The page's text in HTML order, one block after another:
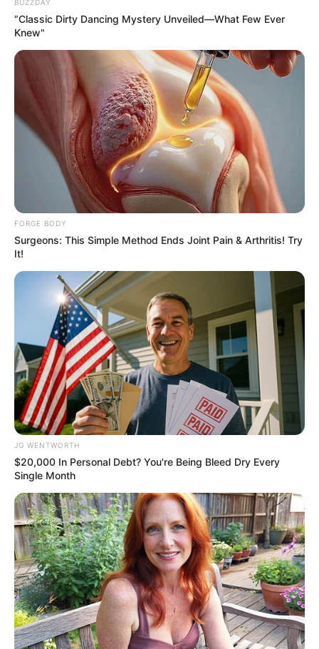
Why this ordinary drink is the secret to feeling
your best every day
They Laughed At Her Curves—Now She's A
Modeling Sensation
BRAINBERRIES
From Baddies To Sweethearts: 9 Actresses That
Can Do It All!
BRAINBERRIES
BUZZDAY
“Classic Dirty Dancing Mystery Unveiled—What Few Ever
Knew"
FORGE BODY
Surgeons: This Simple Method Ends Joint Pain & Arthritis! Try
It!
JG WENTWORTH
$20,000 In Personal Debt? You're Being Bleed Dry Every
Single Month